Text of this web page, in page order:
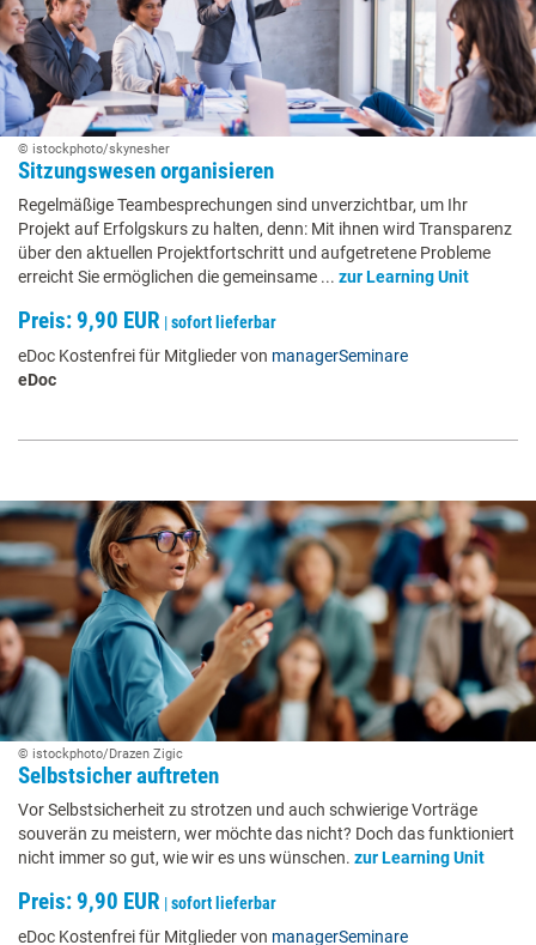
© istockphoto/skynesher
Sitzungswesen organisieren
Regelmäßige Teambesprechungen sind unverzichtbar, um Ihr
Projekt auf Erfolgskurs zu halten, denn: Mit ihnen wird Transparenz
über den aktuellen Projektfortschritt und aufgetretene Probleme
erreicht Sie ermöglichen die gemeinsame ... zur Learning Unit
Preis: 9,90 EUR |sofort lieferbar
eDoc Kostenfrei für Mitglieder von managerSeminare
eDoc
© istockphoto/Drazen Zigic
Selbstsicher auftreten
Vor Selbstsicherheit zu strotzen und auch schwierige Vorträge
souverän zu meistern, wer möchte das nicht? Doch das funktioniert
nicht immer so gut, wie wir es uns wünschen. zur Learning Unit
Preis: 9,90 EUR |sofort lieferbar
eDoc Kostenfrei für Mitglieder von managerSeminare